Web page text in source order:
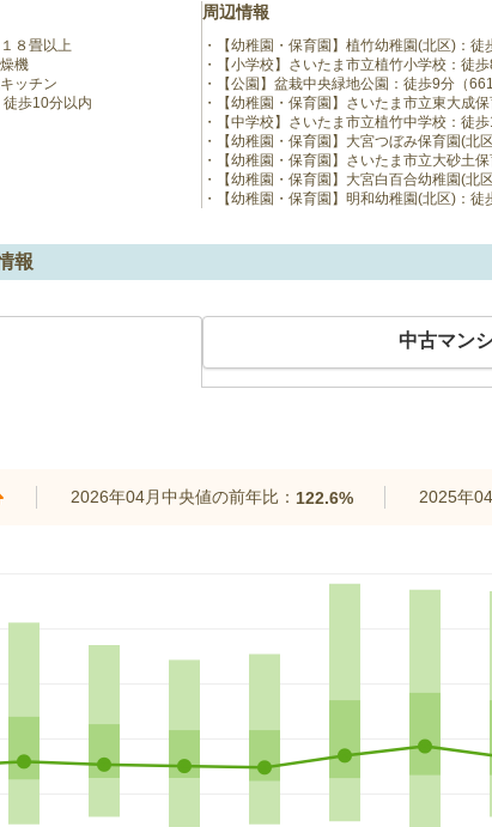
８畳以上
機
ッチン
徒歩10分以内
周辺情報
【幼稚園・保育園】植竹幼稚園(北区)：徒
【小学校】さいたま市立植竹小学校：徒歩
【公園】盆栽中央緑地公園：徒歩9分（661
【幼稚園・保育園】さいたま市立東大成
【中学校】さいたま市立植竹中学校：徒
【幼稚園・保育園】大宮つぼみ保育園(北
【幼稚園・保育園】さいたま市立大砂土
【幼稚園・保育園】大宮白百合幼稚園(北
【幼稚園・保育園】明和幼稚園(北区)：徒
報
中古マン
2026年04月中央値の前年比： 122.6% 2025年